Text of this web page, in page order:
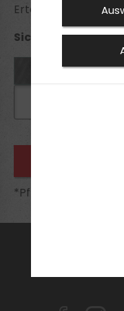
Erteilte
*Pflichtfelder